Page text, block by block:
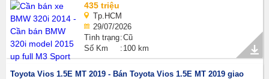
435 triệu
Tp.HCM
29/07/2026
Tình trạng Cũ
Số Km
100 km
Toyota Vios 1.5E MT 2019 - Bán Toyota Vios 1.5E MT 2019 giao